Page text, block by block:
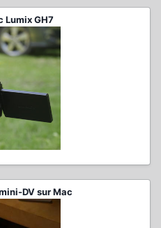
Lumix GH7
DV sur Mac